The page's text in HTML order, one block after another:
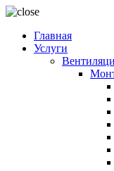
Главная
Услуги